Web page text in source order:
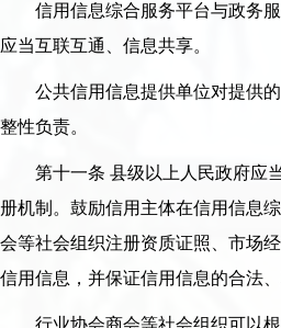
信用信息综合服务平台与政务服
应当互联互通、信息共享。
公共信用信息提供单位对提供的
整性负责。
第十一条 县级以上人民政府应
册机制。鼓励信用主体在信用信息
会等社会组织注册资质证照、市场
信用信息，并保证信用信息的合法、
行业协会商会等社会组织可以根